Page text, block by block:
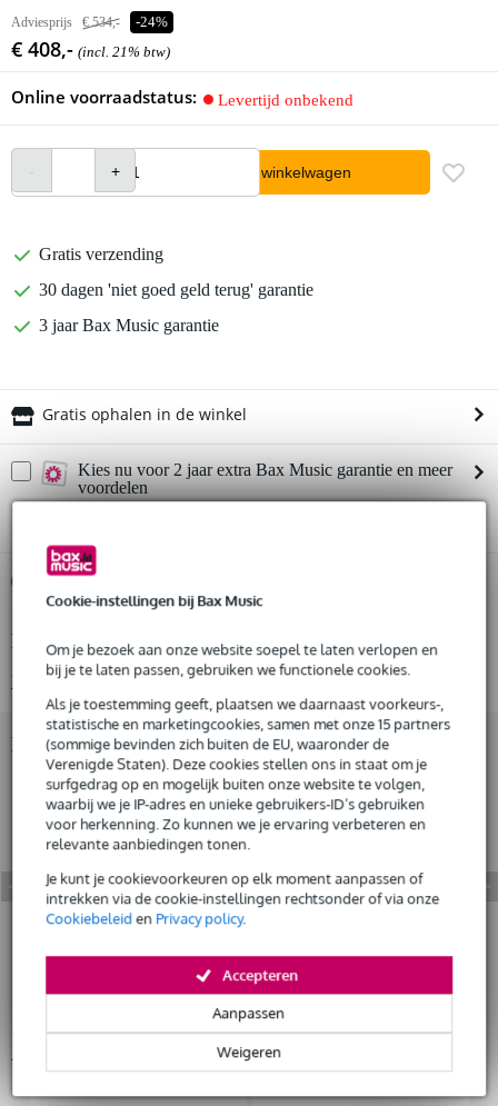
Cookie-instellingen bij Bax Music
Om je bezoek aan onze website soepel te laten verlopen en
bij je te laten passen, gebruiken we functionele cookies.
Als je toestemming geeft, plaatsen we daarnaast voorkeurs-,
statistische en marketingcookies, samen met onze 15 partners
(sommige bevinden zich buiten de EU, waaronder de
Verenigde Staten). Deze cookies stellen ons in staat om je
surfgedrag op en mogelijk buiten onze website te volgen,
waarbij we je IP-adres en unieke gebruikers-ID’s gebruiken
voor herkenning. Zo kunnen we je ervaring verbeteren en
relevante aanbiedingen tonen.
Je kunt je cookievoorkeuren op elk moment aanpassen of
intrekken via de cookie-instellingen rechtsonder of via onze
Cookiebeleiden Privacy policy.
Weigeren
Aanpassen
Accepteren
Adviesprijs € 534,- -24%
€ 408,- (incl. 21% btw)
Online voorraadstatus: Levertijd onbekend
In winkelwagen
Gratis verzending
30 dagen 'niet goed geld terug' garantie
3 jaar Bax Music garantie
Gratis ophalen in de winkel
Kies nu voor 2 jaar extra Bax Music garantie en meer
voordelen
Huur dit product
Huur dit product al vanaf 29 euro per maand
Huur meerdere producten tegelijk: min. € 300,- en max.
Gratisthuisbezorgd of op te halen in de winkel
Al na 4 maanden maandelijks opzegbaar
De mogelijkheid om je product(en) met korting te kopen
Snelle vervanging door Bax Music bij een defect
Huur dit product
Productinformatie
Bekijk alle productspecificaties
Bekijk ook eens (3)